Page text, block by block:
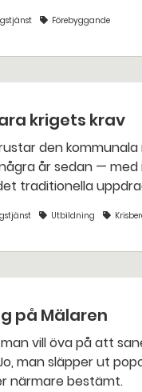
Förebyggande
krigets krav
år sedan —
traditionella
Utbildning
på Mälaren
närmare bestämt.